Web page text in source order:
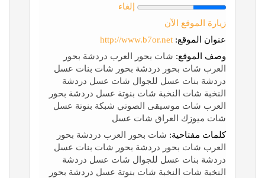
إلغاء
زيارة الموقع الآن
عنوان الموقع: http://www.b7or.net
وصف الموقع: شات بحور العرب دردشة بحور
العرب شات بحور دردشة بحور شات بنات عسل
دردشة بنات عسل للجوال شات عسل دردشة
النخبة شات النخبة شات بنوتة عسل دردشة بحور
العرب شات موسيقى الصوتي شبكة بنوتة عسل
شات ميوزك العراق شات عسل
كلمات مفتاحية: شات بحور العرب دردشة بحور
العرب شات بحور دردشة بحور شات بنات عسل
دردشة بنات عسل للجوال شات عسل دردشة
النخبة شات النخبة شات بنوتة عسل دردشة بحور